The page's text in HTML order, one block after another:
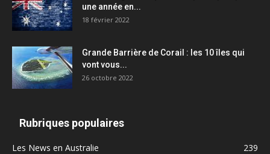
une année en...
18 février 2022
Grande Barrière de Corail : les 10 îles qui
vont vous...
26 octobre 2022
Rubriques populaires
Les News en Australie
239